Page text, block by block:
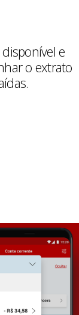
e
o extrato